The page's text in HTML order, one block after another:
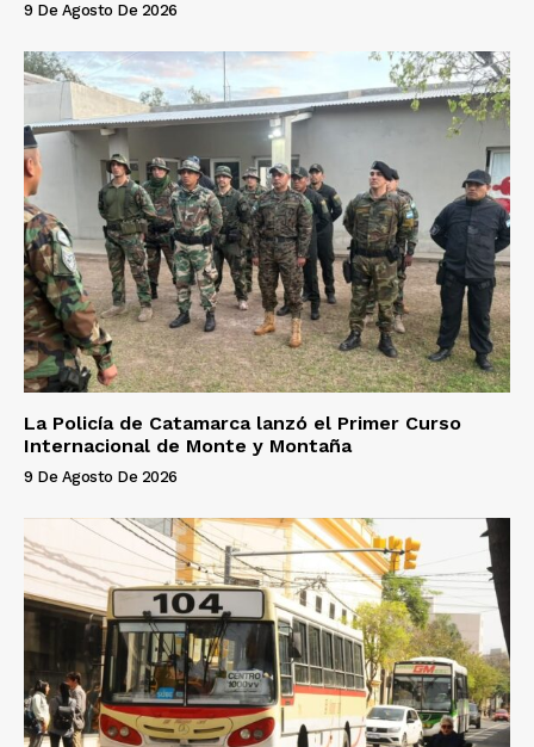
9 De Agosto De 2026
La Policía de Catamarca lanzó el Primer Curso
Internacional de Monte y Montaña
9 De Agosto De 2026